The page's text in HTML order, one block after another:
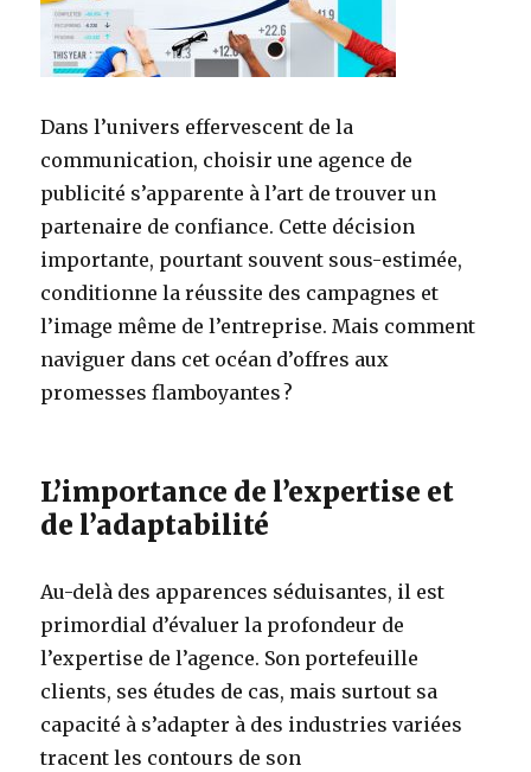
Dans l’univers effervescent de la
communication, choisir une agence de
publicité s’apparente à l’art de trouver un
partenaire de confiance. Cette décision
importante, pourtant souvent sous-estimée,
conditionne la réussite des campagnes et
l’image même de l’entreprise. Mais comment
naviguer dans cet océan d’offres aux
promesses flamboyantes ?
L’importance de l’expertise et
de l’adaptabilité
Au-delà des apparences séduisantes, il est
primordial d’évaluer la profondeur de
l’expertise de l’agence. Son portefeuille
clients, ses études de cas, mais surtout sa
capacité à s’adapter à des industries variées
tracent les contours de son